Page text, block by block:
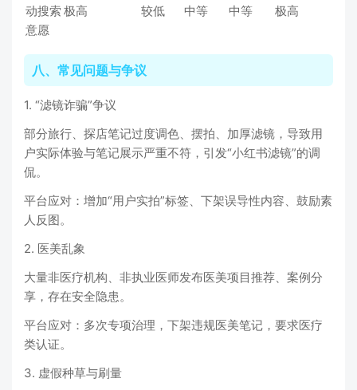
动搜索
意愿
极高 较低 中等 中等 极高
八、常见问题与争议
1. “滤镜诈骗”争议
部分旅行、探店笔记过度调色、摆拍、加厚滤镜，导致用
户实际体验与笔记展示严重不符，引发“小红书滤镜”的调
侃。
平台应对：增加“用户实拍”标签、下架误导性内容、鼓励素
人反图。
2. 医美乱象
大量非医疗机构、非执业医师发布医美项目推荐、案例分
享，存在安全隐患。
平台应对：多次专项治理，下架违规医美笔记，要求医疗
类认证。
3. 虚假种草与刷量